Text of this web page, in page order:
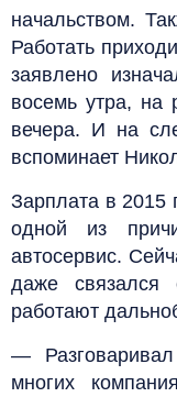
начальством.
Работать
заявлено
восемь утра, на
вечера. И на
вспоминает
Зарплата в 2015
одной из
автосервис.
даже связался
работают
—
многих